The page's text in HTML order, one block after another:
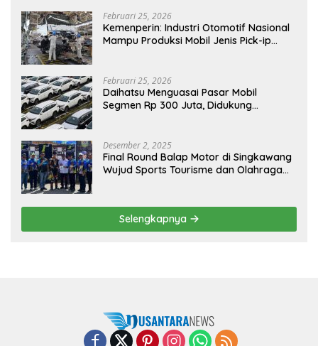
Februari 25, 2026
Kemenperin: Industri Otomotif Nasional
Mampu Produksi Mobil Jenis Pick-ip
Februari 25, 2026
Daihatsu Menguasai Pasar Mobil
Segmen Rp 300 Juta, Didukung
Desember 2, 2025
Final Round Balap Motor di Singkawang
Wujud Sports Tourisme dan Olahraga
Selengkapnya